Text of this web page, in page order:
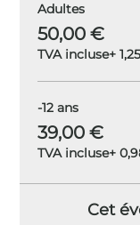
Adultes
50,00 €
TVA incluse+
-12 ans
39,00 €
TVA incluse+
Cet